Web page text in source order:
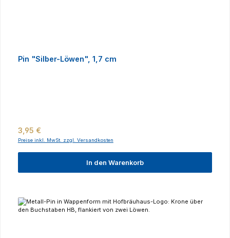
Pin "Silber-Löwen", 1,7 cm
Regulärer Preis:
3,95 €
Preise inkl. MwSt. zzgl. Versandkosten
In den Warenkorb